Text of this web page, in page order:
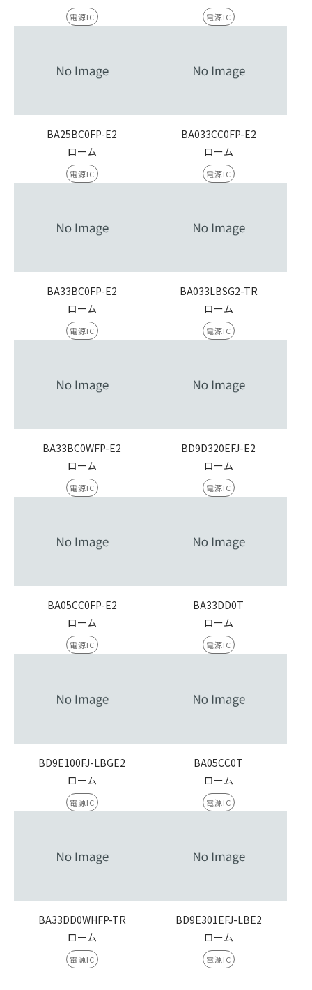
電源IC 電源IC
BA25BC0FP-E2
ローム
電源IC
BA033CC0FP-E2
ローム
電源IC
BA33BC0FP-E2
ローム
電源IC
BA033LBSG2-TR
ローム
電源IC
BA33BC0WFP-E2
ローム
電源IC
BD9D320EFJ-E2
ローム
電源IC
BA05CC0FP-E2
ローム
電源IC
BA33DD0T
ローム
電源IC
BD9E100FJ-LBGE2
ローム
電源IC
BA05CC0T
ローム
電源IC
BA33DD0WHFP-TR
ローム
電源IC
BD9E301EFJ-LBE2
ローム
電源IC